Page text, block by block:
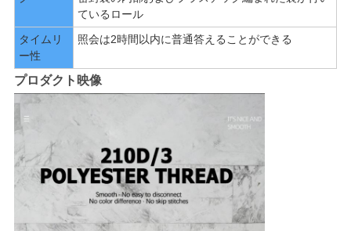
ているロール
タイムリ
ー性
照会は2時間以内に普通答えることができる
プロダクト映像